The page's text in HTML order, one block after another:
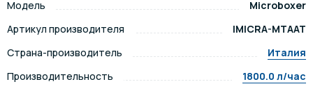
Модель
Microboxer
Артикул производителя
IMICRA-MTAAT
Страна-производитель
Италия
Производительность
1800.0 л/час